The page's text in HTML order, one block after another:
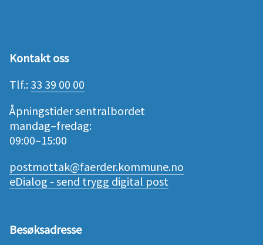
Kontakt oss
Tlf.: 33 39 00 00
Åpningstider sentralbordet
mandag–fredag:
09:00–15:00
postmottak@faerder.kommune.no
eDialog - send trygg digital post
Besøksadresse